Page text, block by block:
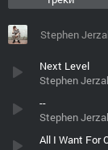
Stephen
Next Level
Stephen
--
Stephen
All I Want For